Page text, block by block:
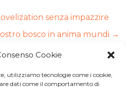
Cookie
utilizziamo tecnologie come i cookie,
dati come il comportamento di
senza impazzire
bosco in anima mundi →